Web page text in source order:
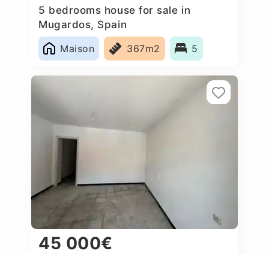
5 bedrooms house for sale in
Mugardos, Spain
Maison
367m2 5
45 000€